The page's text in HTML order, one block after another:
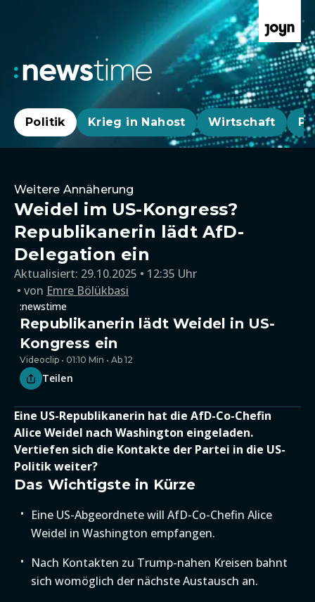
Politik Krieg in Nahost Wirtschaft
Weitere Annäherung
Weidel im US-Kongress?
Republikanerin lädt AfD-
Delegation ein
Aktualisiert: 29.10.2025 • 12:35 Uhr
von Emre Bölükbasi
:newstime
Republikanerin lädt Weidel in US-
Kongress ein
Videoclip • 01:10 Min • Ab 12
Teilen
Eine US-Republikanerin hat die AfD-Co-Chefin
Alice Weidel nach Washington eingeladen.
Vertiefen sich die Kontakte der Partei in die US-
Politik weiter?
Das Wichtigste in Kürze
Eine US-Abgeordnete will AfD-Co-Chefin Alice
Weidel in Washington empfangen.
Nach Kontakten zu Trump-nahen Kreisen bahnt
sich womöglich der nächste Austausch an.